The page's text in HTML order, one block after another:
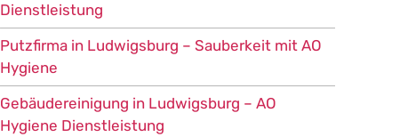
Dienstleistung
Putzfirma in Ludwigsburg – Sauberkeit mit AO
Hygiene
Gebäudereinigung in Ludwigsburg – AO
Hygiene Dienstleistung